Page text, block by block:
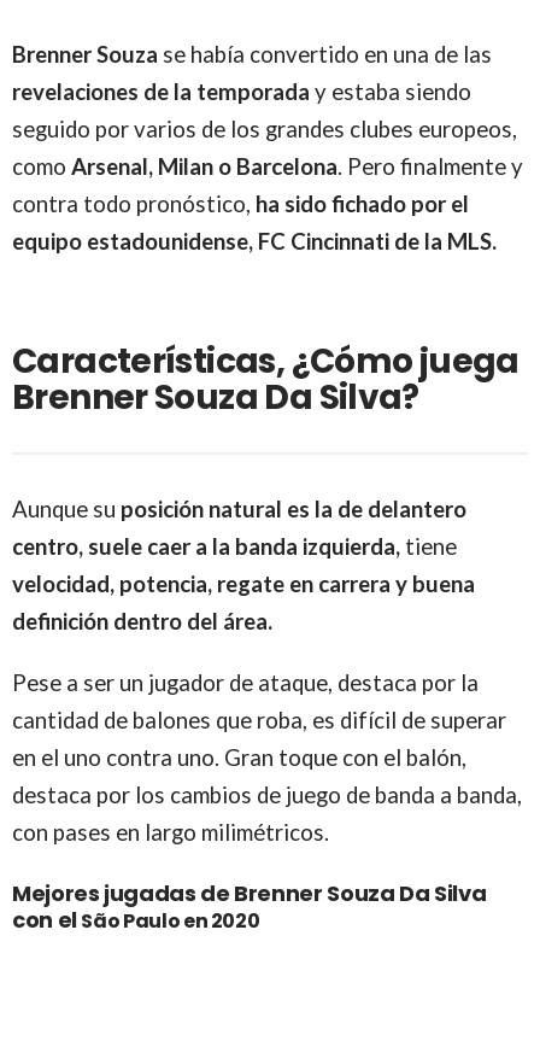
Brenner Souza se había convertido en una de las
revelaciones de la temporada y estaba siendo
seguido por varios de los grandes clubes europeos,
como Arsenal, Milan o Barcelona. Pero finalmente y
contra todo pronóstico, ha sido fichado por el
equipo estadounidense, FC Cincinnati de la MLS.
Características, ¿Cómo juega
Brenner Souza Da Silva?
Aunque su posición natural es la de delantero
centro, suele caer a la banda izquierda, tiene
velocidad, potencia, regate en carrera y buena
definición dentro del área.
Pese a ser un jugador de ataque, destaca por la
cantidad de balones que roba, es difícil de superar
en el uno contra uno. Gran toque con el balón,
destaca por los cambios de juego de banda a banda,
con pases en largo milimétricos.
Mejores jugadas de Brenner Souza Da Silva
con elSão Paulo en 2020